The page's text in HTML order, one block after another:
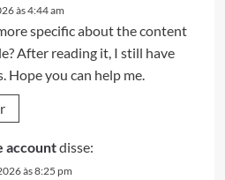
às 4:44 am
specific about the content
After reading it, I still have
Hope you can help me.
accountdisse:
às 8:25 pm